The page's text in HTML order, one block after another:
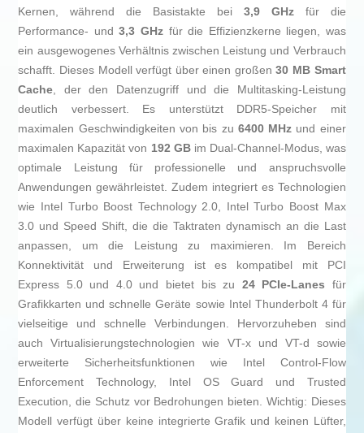
Kernen, während die Basistakte bei 3,9 GHzfür die
Performance- und3,3 GHzfür die Effizienzkerne liegen, was
ein ausgewogenes Verhältnis zwischen Leistung und Verbrauch
schafft. Dieses Modell verfügt über einen großen30 MB Smart
Cache, der den Datenzugriff und die Multitasking-Leistung
deutlich verbessert. Es unterstützt DDR5-Speicher mit
maximalen Geschwindigkeiten von bis zu 6400 MHz und einer
maximalen Kapazität von 192 GBim Dual-Channel-Modus, was
optimale Leistung für professionelle und anspruchsvolle
Anwendungen gewährleistet. Zudem integriert es Technologien
wie Intel Turbo Boost Technology 2.0, Intel Turbo Boost Max
3.0 und Speed Shift, die die Taktraten dynamisch an die Last
anpassen, um die Leistung zu maximieren. Im Bereich
Konnektivität und Erweiterung ist es kompatibel mit PCI
Express 5.0 und 4.0 und bietet bis zu 24 PCIe-Lanes für
Grafikkarten und schnelle Geräte sowie Intel Thunderbolt 4 für
vielseitige und schnelle Verbindungen. Hervorzuheben sind
auch Virtualisierungstechnologien wie VT-x und VT-d sowie
erweiterte Sicherheitsfunktionen wie Intel Control-Flow
Enforcement Technology, Intel OS Guard und Trusted
Execution, die Schutz vor Bedrohungen bieten. Wichtig: Dieses
Modell verfügt über keine integrierte Grafik und keinen Lüfter,